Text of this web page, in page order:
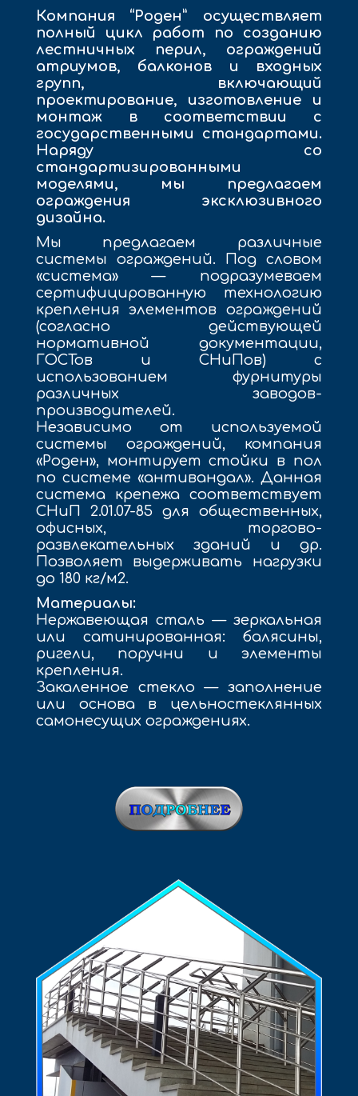
Компания “Роден” осуществляет
полный цикл работ по созданию
лестничных перил, ограждений
атриумов, балконов и входных
групп, включающий
проектирование, изготовление и
монтаж в соответствии с
государственными стандартами.
Наряду со
стандартизированными
моделями, мы предлагаем
ограждения эксклюзивного
дизайна.
Мы предлагаем различные
системы ограждений. Под словом
«система» — подразумеваем
сертифицированную технологию
крепления элементов ограждений
(согласно действующей
нормативной документации,
ГОСТов и СНиПов) с
использованием фурнитуры
различных заводов-
производителей.
Независимо от используемой
системы ограждений, компания
«Роден», монтирует стойки в пол
по системе «антивандал». Данная
система крепежа соответствует
СНиП 2.01.07-85 для общественных,
офисных, торгово-
развлекательных зданий и др.
Позволяет выдерживать нагрузки
до 180 кг/м2.
Материалы:
Нержавеющая сталь — зеркальная
или сатинированная: балясины,
ригели, поручни и элементы
крепления.
Закаленное стекло — заполнение
или основа в цельностеклянных
самонесущих ограждениях.